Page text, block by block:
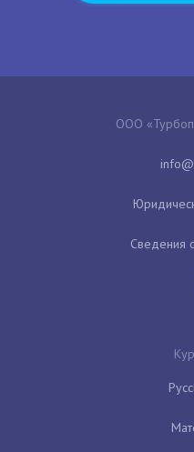
ООО
Сведения